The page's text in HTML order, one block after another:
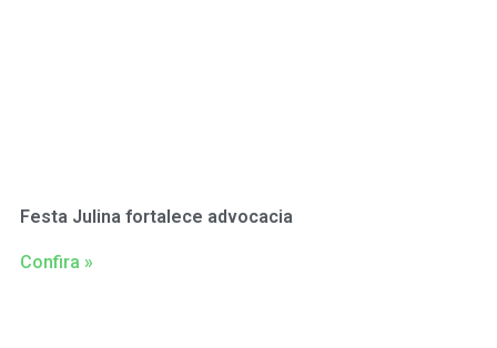
Festa Julina fortalece advocacia
Confira »